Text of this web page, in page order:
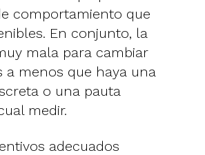
comportamiento que
En conjunto, la
mala para cambiar
a menos que haya una
o una pauta
medir.
adecuados